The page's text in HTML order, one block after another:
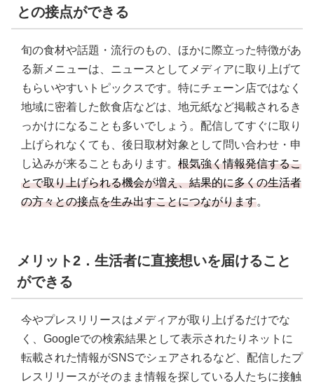
との接点ができる
旬の食材や話題・流行のもの、ほかに際立った特徴があ
る新メニューは、ニュースとしてメディアに取り上げて
もらいやすいトピックスです。特にチェーン店ではなく
地域に密着した飲食店などは、地元紙など掲載されるき
っかけになることも多いでしょう。配信してすぐに取り
上げられなくても、後日取材対象として問い合わせ・申
し込みが来ることもあります。 根気強く情報発信するこ
とで取り上げられる機会が増え、結果的に多くの生活者
の方々との接点を生み出すことにつながります。
メリット2．生活者に直接想いを届けること
ができる
今やプレスリリースはメディアが取り上げるだけでな
く、Googleでの検索結果として表示されたりネットに
転載された情報がSNSでシェアされるなど、配信したプ
レスリリースがそのまま情報を探している人たちに接触